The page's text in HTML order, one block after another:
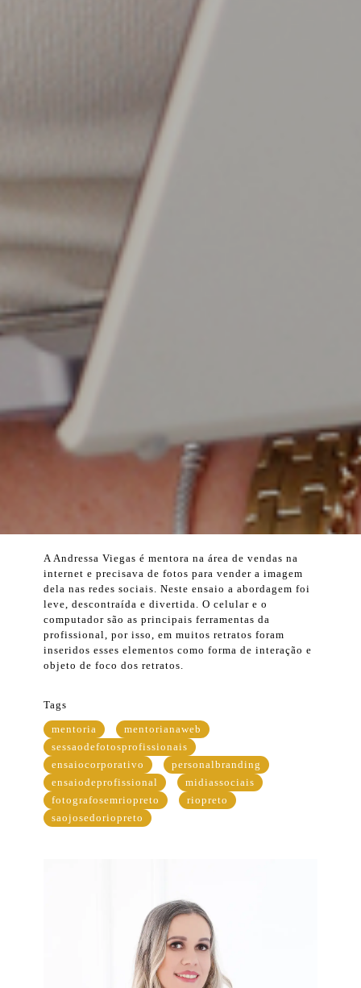
A Andressa Viegas é mentora na área de vendas na
internet e precisava de fotos para vender a imagem
dela nas redes sociais. Neste ensaio a abordagem foi
leve, descontraída e divertida. O celular e o
computador são as principais ferramentas da
profissional, por isso, em muitos retratos foram
inseridos esses elementos como forma de interação e
objeto de foco dos retratos.
Tags
mentoria
mentorianaweb
sessaodefotosprofissionais
ensaiocorporativo
personalbranding
ensaiodeprofissional
midiassociais
fotografosemriopreto
riopreto
saojosedoriopreto